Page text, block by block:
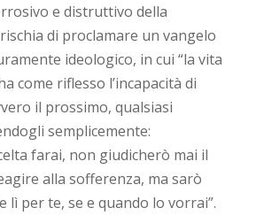
e distruttivo della
di proclamare un vangelo
ideologico, in cui “la vita
come riflesso l’incapacità di
il prossimo, qualsiasi
semplicemente:
farai, non giudicherò mai il
alla sofferenza, ma sarò
lì per te, se e quando lo vorrai”.